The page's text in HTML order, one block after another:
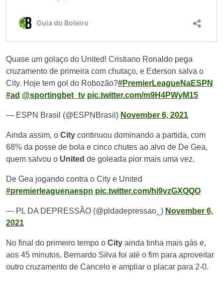
Quase um golaço do United! Cristiano Ronaldo pega
cruzamento de primeira com chutaço, e Ederson salva o
City. Hoje tem gol do Robozão?#PremierLeagueNaESPN
#ad @sportingbet_tv pic.twitter.com/m9H4PWyM15
— ESPN Brasil (@ESPNBrasil) November 6, 2021
Ainda assim, o City continuou dominando a partida, com
68% da posse de bola e cinco chutes ao alvo de De Gea,
quem salvou o United de goleada pior mais uma vez.
De Gea jogando contra o City e United
#premierleaguenaespn pic.twitter.com/hi9vzGXQQO
— PL DA DEPRESSÃO (@pldadepressao_) November 6,
2021
No final do primeiro tempo o City ainda tinha mais gás e,
aos 45 minutos, Bernardo Silva foi até o fim para aproveitar
outro cruzamento de Cancelo e ampliar o placar para 2-0.